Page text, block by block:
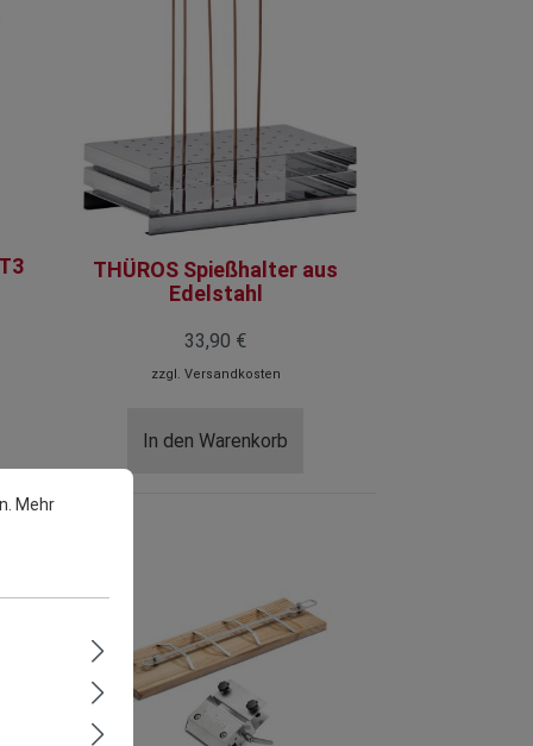
THÜROS Spießhalter aus
Edelstahl
33,90 €
zzgl. Versandkosten
In den Warenkorb
Mehr